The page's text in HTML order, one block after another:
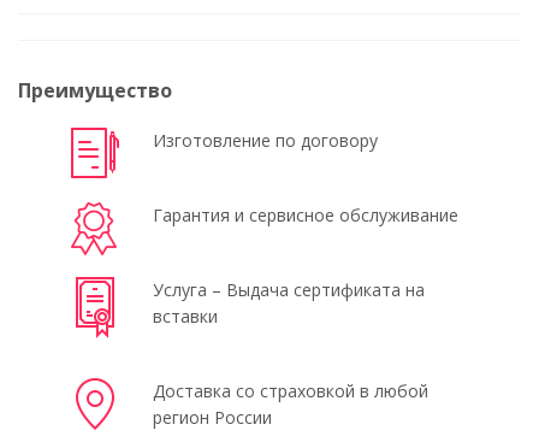
Преимущество
Изготовление по договору
Гарантия и сервисное обслуживание
Услуга – Выдача сертификата на
вставки
Доставка со страховкой в любой
регион России